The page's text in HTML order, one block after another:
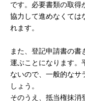
です。必要書類の取得
協力して進めなくては
れます。
また、登記申請書の
運ぶことになります。
ないので、一般的なサ
しょう。
そのうえ、抵当権抹消